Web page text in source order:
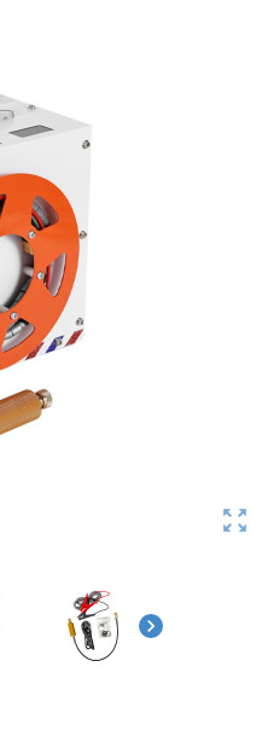
zoom_out_map
chevron_right